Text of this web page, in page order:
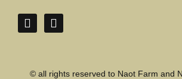
© all rights reserved to Naot Farm and